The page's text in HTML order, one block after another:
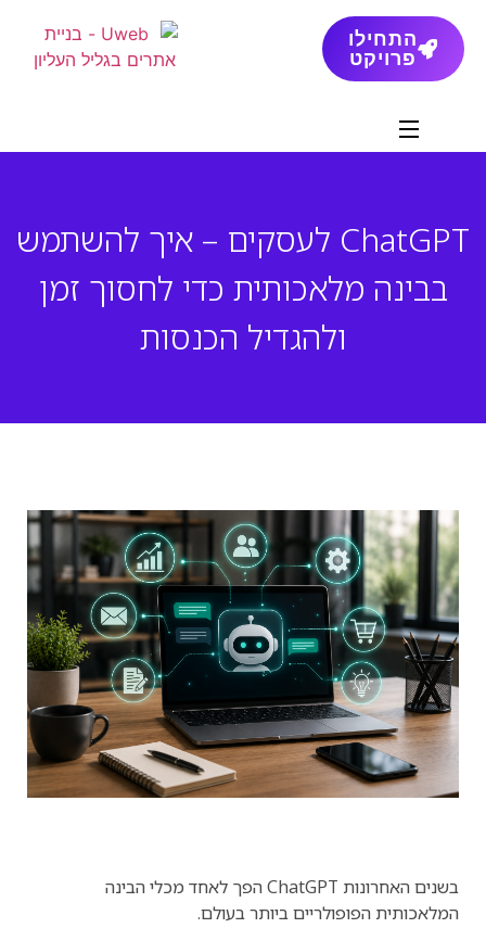
התחילו
פרויקט
ChatGPT לעסקים – איך להשתמש
בבינה מלאכותית כדי לחסוך זמן
ולהגדיל הכנסות
בשנים האחרונות ChatGPT הפך לאחד מכלי הבינה
המלאכותית הפופולריים ביותר בעולם.